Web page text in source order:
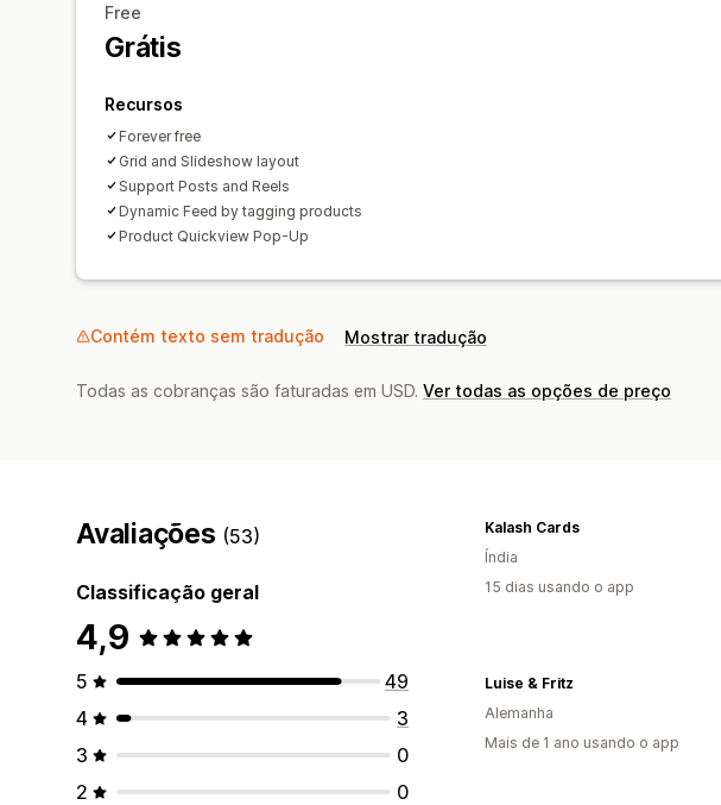
Free
Grátis
Recursos
Forever free
Grid and Slideshow layout
Support Posts and Reels
Dynamic Feed by tagging products
Product Quickview Pop-Up
Contém texto sem tradução Mostrar tradução
Todas as cobranças são faturadas em USD. Ver todas as opções de preço
Avaliações (53)
Classificação geral
4,9
5
49
4
3
3
0
2
0
Kalash Cards
Índia
15 dias usando o app
Luise & Fritz
Alemanha
Mais de 1 ano usando o app